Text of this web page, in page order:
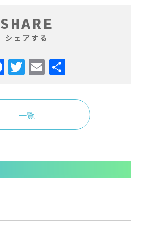
SHARE
シェアする
Facebook
Twitter
Email
一覧